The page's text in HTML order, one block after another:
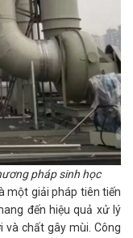
pháp sinh học
một giải pháp tiên tiến
đến hiệu quả xử lý
và chất gây mùi. Công